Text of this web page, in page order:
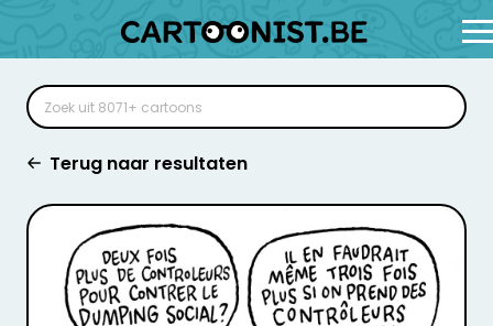
Terug naar resultaten